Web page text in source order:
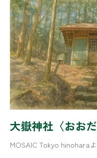
大嶽神社〈おお
MOSAIC Tokyo hinohara